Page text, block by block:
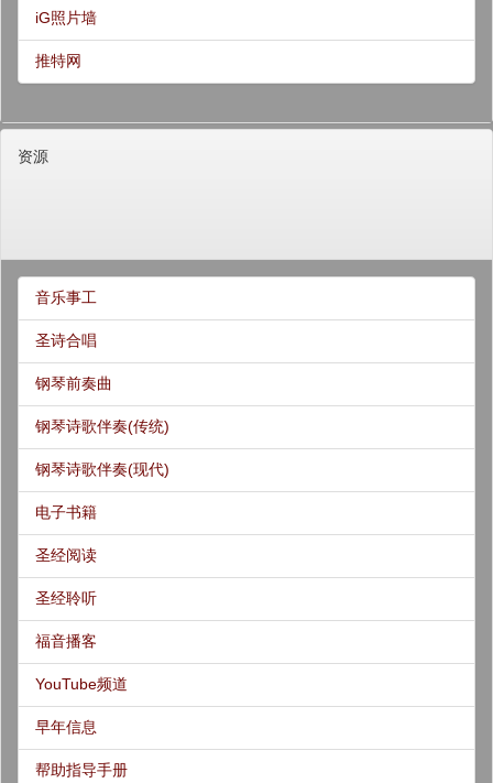
iG照片墙
推特网
资源
音乐事工
圣诗合唱
钢琴前奏曲
钢琴诗歌伴奏(传统)
钢琴诗歌伴奏(现代)
电子书籍
圣经阅读
圣经聆听
福音播客
YouTube频道
早年信息
帮助指导手册